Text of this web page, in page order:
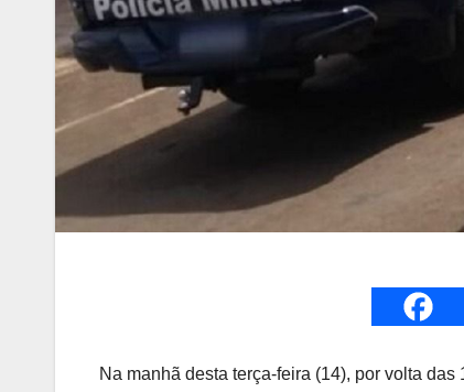
Na manhã desta terça-feira (14), por volta